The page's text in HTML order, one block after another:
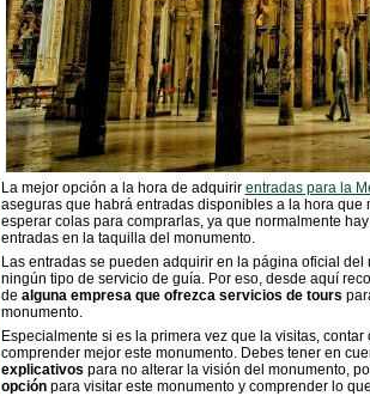
La mejor opción a la hora de adquirir entradas para la
aseguras que habrá entradas disponibles a la hora que
esperar colas para comprarlas, ya que normalmente
entradas en la taquilla del monumento.
Las entradas se pueden adquirir en la página oficial
ningún tipo de servicio de guía. Por eso, desde aquí
de alguna empresa que ofrezca servicios de tours
monumento.
Especialmente si es la primera vez que la visitas,
comprender mejor este monumento. Debes tener en
explicativos para no alterar la visión del monumento,
opciónpara visitar este monumento y comprender lo